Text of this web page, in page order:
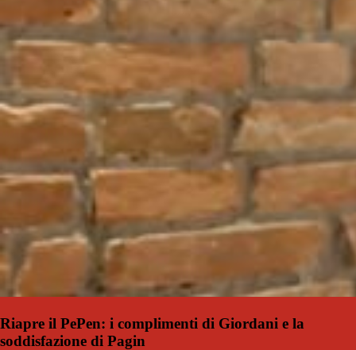
Riapre il PePen: i complimenti di Giordani e la
soddisfazione di Pagin